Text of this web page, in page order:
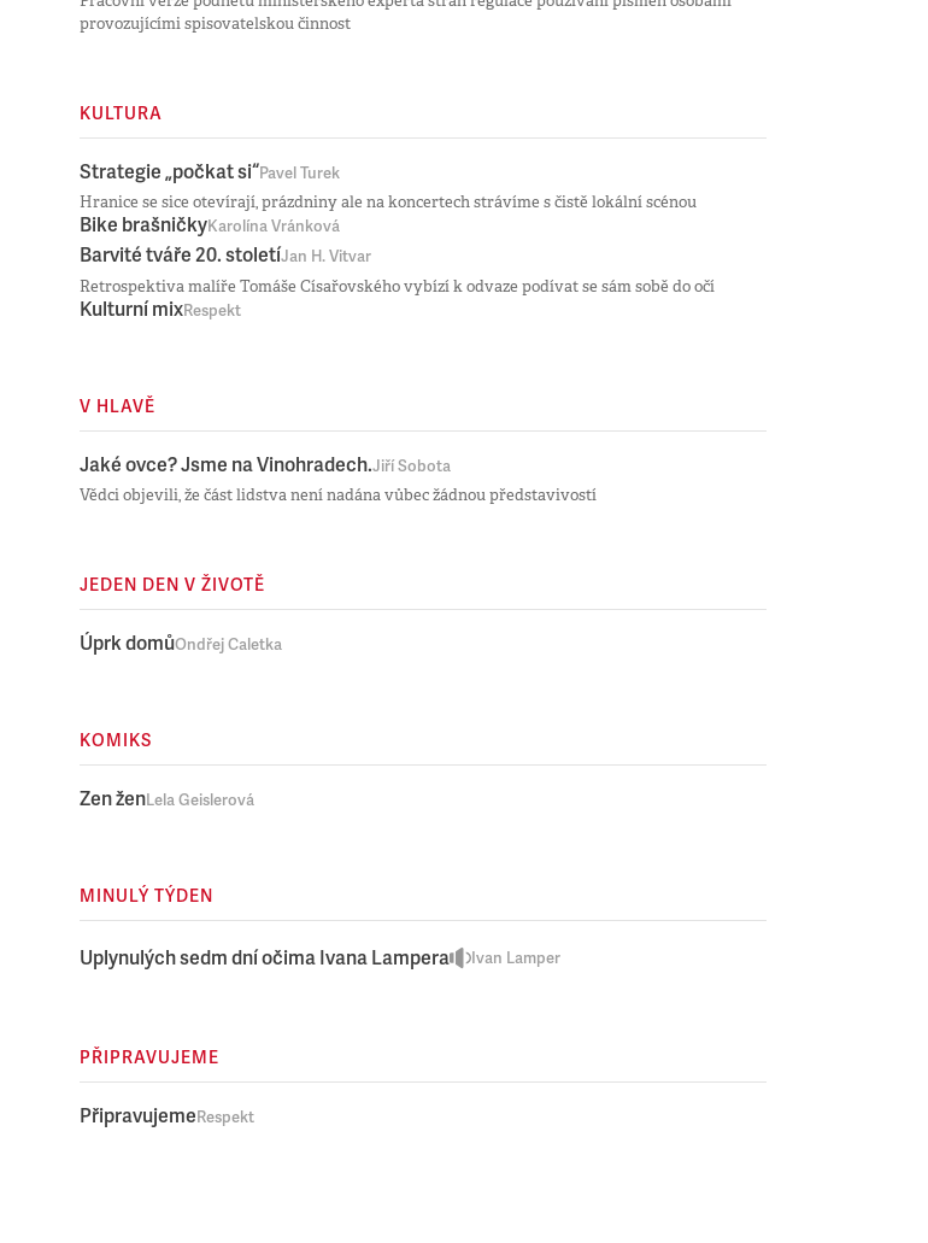
provozujícími spisovatelskou činnost
KULTURA
Strategie „počkat si“Pavel Turek
Hranice se sice otevírají, prázdniny ale na koncertech strávíme s čistě lokální scénou
Bike brašničkyKarolína Vránková
Barvité tváře 20. stoletíJan H. Vitvar
Retrospektiva malíře Tomáše Císařovského vybízí k odvaze podívat se sám sobě do očí
Kulturní mixRespekt
V HLAVĚ
Jaké ovce? Jsme na Vinohradech.Jiří Sobota
Vědci objevili, že část lidstva není nadána vůbec žádnou představivostí
JEDEN DEN V ŽIVOTĚ
Úprk domůOndřej Caletka
KOMIKS
Zen ženLela Geislerová
MINULÝ TÝDEN
Uplynulých sedm dní očima Ivana Lampera Ivan Lamper
PŘIPRAVUJEME
PřipravujemeRespekt